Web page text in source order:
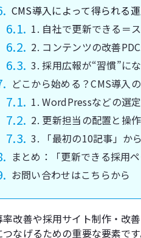
CMS導入によって得られる
1. 自社で更新できる＝
2. コンテンツの改善
3. 採用広報が“習慣”に
どこから始める？CMS導入
1. WordPressなどの選
2. 更新担当の配置と操
3. 「最初の10記事」か
まとめ：「更新できる採用
お問い合わせはこちらから
率改善や採用サイト制作・改
つなげるための重要な要素で